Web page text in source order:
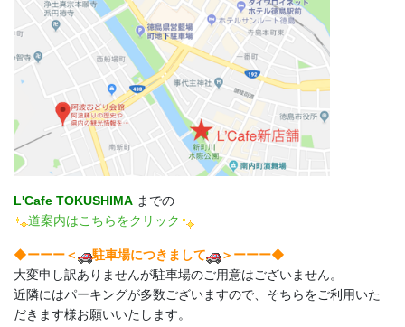
L'Cafe TOKUSHIMA までの
道案内はこちらをクリック
◆ーーー＜ 駐車場につきまして ＞ーーー◆
大変申し訳ありませんが駐車場のご用意はございません。
近隣にはパーキングが多数ございますので、そちらをご利用いた
だきます様お願いいたします。